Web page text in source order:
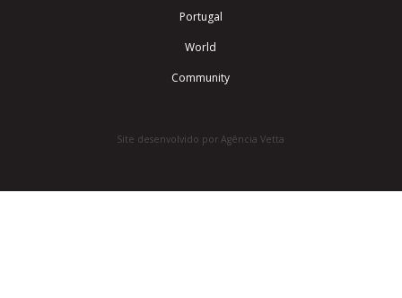
Portugal
World
Community
Site desenvolvido por Agência Vetta